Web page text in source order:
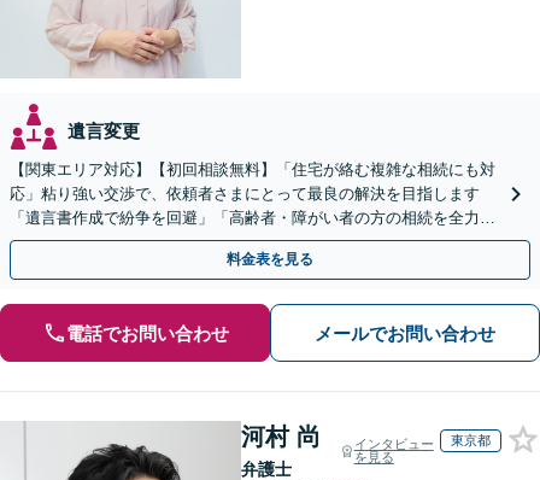
遺言変更
【関東エリア対応】【初回相談無料】「住宅が絡む複雑な相続にも対
応」粘り強い交渉で、依頼者さまにとって最良の解決を目指します
「遺言書作成で紛争を回避」「高齢者・障がい者の方の相続を全力サ
ポート」【全国出張】【完全個室制】【バリアフリー対応】
料金表を見る
電話でお問い合わせ メールでお問い合わせ
河村 尚
弁護士
インタビュー
を見る
東京都